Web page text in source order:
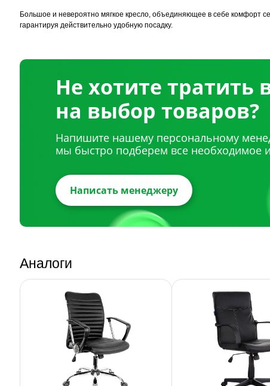
Большое и невероятно мягкое кресло, объединяющее в себе комфорт
гарантируя действительно удобную посадку.
Не хотите тратить
на выбор товаров?
Напишите нашему персональному
мы быстро подберем все необходимое
Написать менеджеру
Аналоги